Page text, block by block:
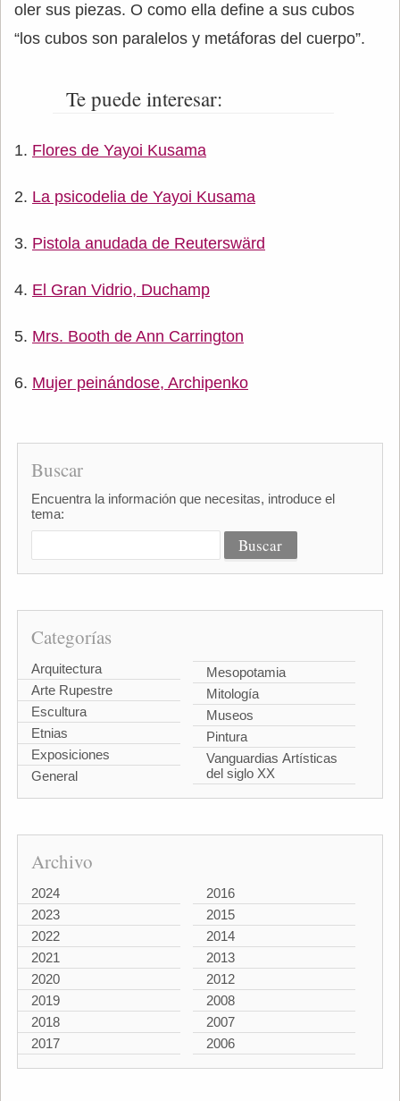
oler sus piezas. O como ella define a sus cubos
“los cubos son paralelos y metáforas del cuerpo”.
Te puede interesar:
Flores de Yayoi Kusama
La psicodelia de Yayoi Kusama
Pistola anudada de Reuterswärd
El Gran Vidrio, Duchamp
Mrs. Booth de Ann Carrington
Mujer peinándose, Archipenko
Buscar
Encuentra la información que necesitas, introduce el
tema:
Categorías
Arquitectura
Arte Rupestre
Escultura
Etnias
Exposiciones
General
Mesopotamia
Mitología
Museos
Pintura
Vanguardias Artísticas
del siglo XX
Archivo
2024
2023
2022
2021
2020
2019
2018
2017
2016
2015
2014
2013
2012
2008
2007
2006